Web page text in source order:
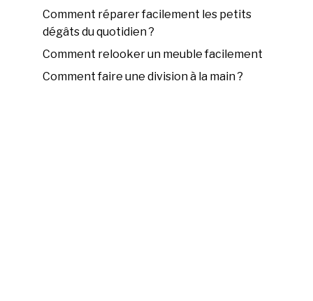
Comment réparer facilement les petits
dégâts du quotidien ?
Comment relooker un meuble facilement
Comment faire une division à la main ?